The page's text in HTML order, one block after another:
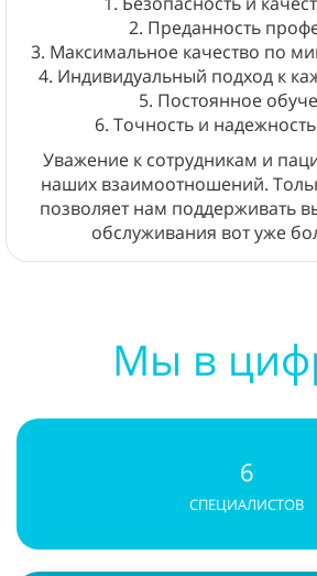
2. Преданность
3. Максимальное качество по
4. Индивидуальный подход к
5. Постоянное
6. Точность и
Уважение к сотрудникам и
наших взаимоотношений.
позволяет нам поддерживать
обслуживания вот уже
Мы в
6
СПЕЦИАЛИСТОВ